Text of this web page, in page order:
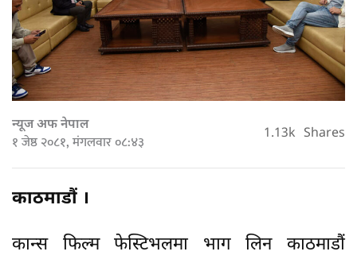
न्यूज अफ नेपाल
१ जेष्ठ २०८१, मंगलवार ०८:४३ 1.13k Shares
काठमाडौं ।
कान्स फिल्म फेस्टिभलमा भाग लिन काठमाडौं